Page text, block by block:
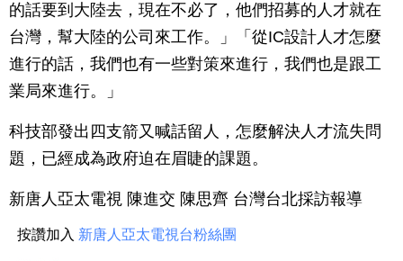
的話要到大陸去，現在不必了，他們招募的人才就在
台灣，幫大陸的公司來工作。」「從IC設計人才怎麼
進行的話，我們也有一些對策來進行，我們也是跟工
業局來進行。」
科技部發出四支箭又喊話留人，怎麼解決人才流失問
題，已經成為政府迫在眉睫的課題。
新唐人亞太電視 陳進交 陳思齊 台灣台北採訪報導
按讚加入 新唐人亞太電視台粉絲團